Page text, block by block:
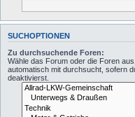
SUCHOPTIONEN
Zu durchsuchende Foren:
Wähle das Forum oder die Foren
automatisch mit durchsucht, sofern
deaktivierst.